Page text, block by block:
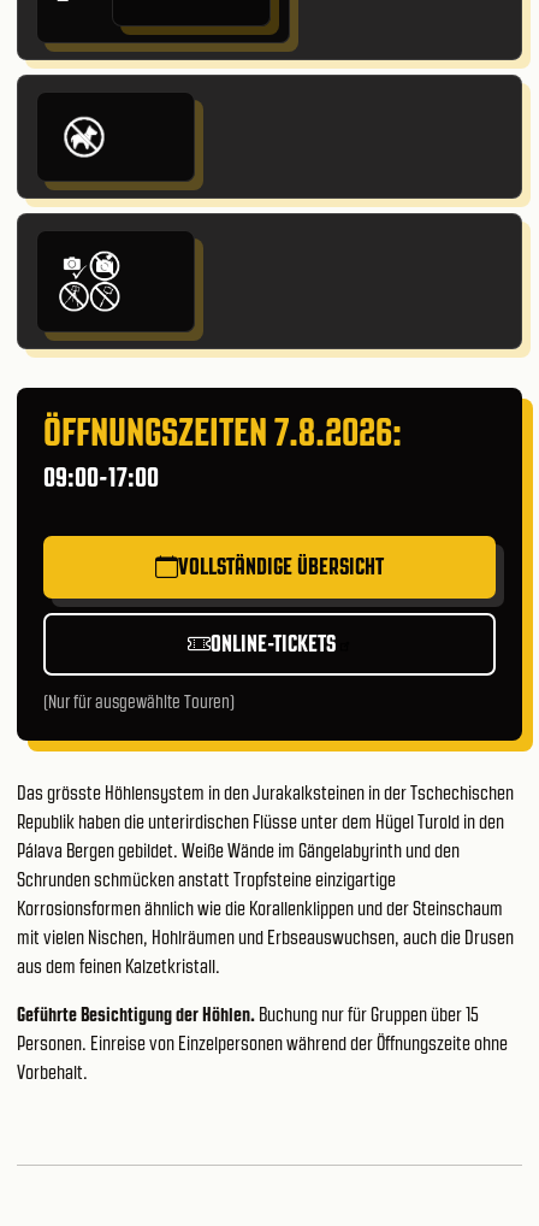
ÖFFNUNGSZEITEN 7.8.2026:
09:00-17:00
VOLLSTÄNDIGE ÜBERSICHT
ONLINE-TICKETS
(Nur für ausgewählte Touren)
Das grösste Höhlensystem in den Jurakalksteinen in der Tschechischen
Republik haben die unterirdischen Flüsse unter dem Hügel Turold in den
Pálava Bergen gebildet. Weiße Wände im Gängelabyrinth und den
Schrunden schmücken anstatt Tropfsteine einzigartige
Korrosionsformen ähnlich wie die Korallenklippen und der Steinschaum
mit vielen Nischen, Hohlräumen und Erbseauswuchsen, auch die Drusen
aus dem feinen Kalzetkristall.
Geführte Besichtigung der Höhlen. Buchung nur für Gruppen über 15
Personen. Einreise von Einzelpersonen während der Öffnungszeite ohne
Vorbehalt.